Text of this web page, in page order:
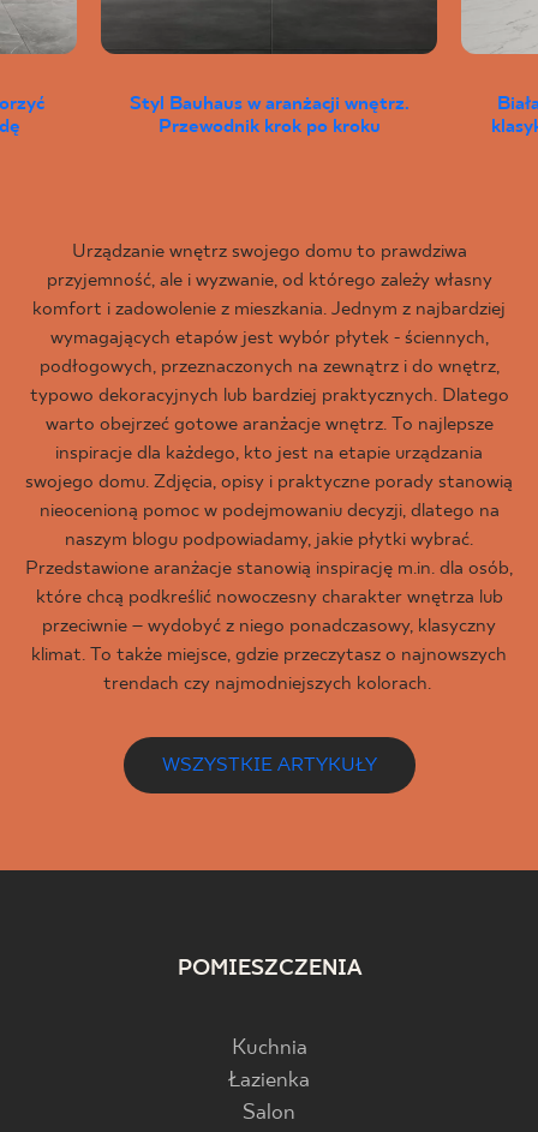
Styl Bauhaus w aranżacji wnętrz.
Przewodnik krok po kroku
Urządzanie wnętrz swojego domu to prawdziwa
przyjemność, ale i wyzwanie, od którego zależy własny
komfort i zadowolenie z mieszkania. Jednym z najbardziej
wymagających etapów jest wybór płytek - ściennych,
podłogowych, przeznaczonych na zewnątrz i do wnętrz,
typowo dekoracyjnych lub bardziej praktycznych. Dlatego
warto obejrzeć gotowe aranżacje wnętrz. To najlepsze
inspiracje dla każdego, kto jest na etapie urządzania
swojego domu. Zdjęcia, opisy i praktyczne porady stanowią
nieocenioną pomoc w podejmowaniu decyzji, dlatego na
naszym blogu podpowiadamy, jakie płytki wybrać.
Przedstawione aranżacje stanowią inspirację m.in. dla osób,
które chcą podkreślić nowoczesny charakter wnętrza lub
przeciwnie – wydobyć z niego ponadczasowy, klasyczny
klimat. To także miejsce, gdzie przeczytasz o najnowszych
trendach czy najmodniejszych kolorach.
WSZYSTKIE ARTYKUŁY
POMIESZCZENIA
Kuchnia
Łazienka
Salon